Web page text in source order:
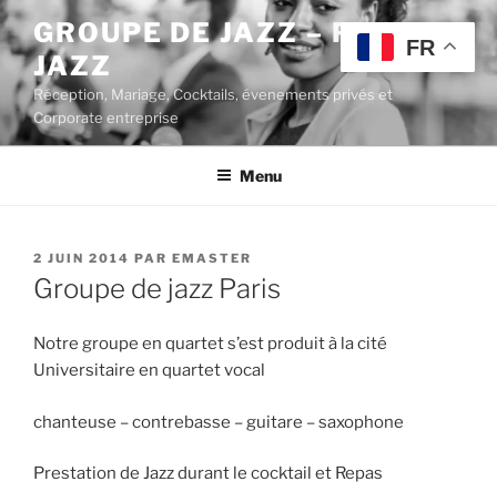
Aller
au
contenu
principal
GROUPE DE JAZZ – POP
JAZZ
Réception, Mariage, Cocktails, évenements privés et
Corporate entreprise
Menu
PUBLIÉ
LE
2 JUIN 2014 PAR EMASTER
Groupe de jazz Paris
Notre groupe en quartet s’est produit à la cité
Universitaire en quartet vocal
chanteuse – contrebasse – guitare – saxophone
Prestation de Jazz durant le cocktail et Repas
FR